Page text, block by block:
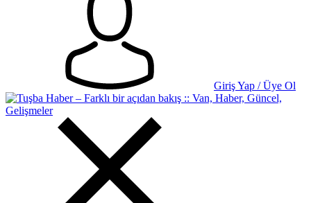
Giriş Yap / Üye Ol